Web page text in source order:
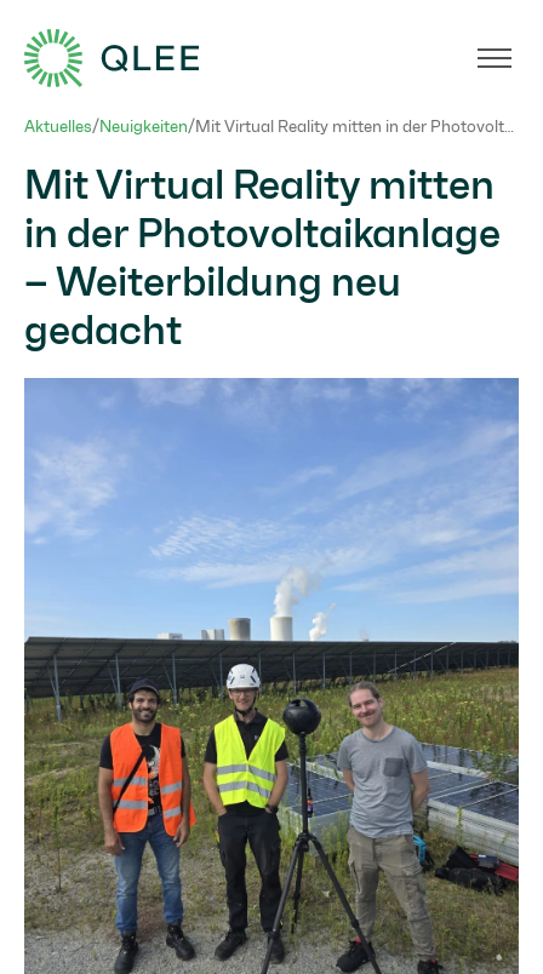
Aktuelles/Neuigkeiten/
Mit Virtual Reality mitten
in der Photovoltaikanlage
– Weiterbildung neu
gedacht